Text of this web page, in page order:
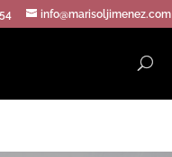
info@marisoljimenez.com